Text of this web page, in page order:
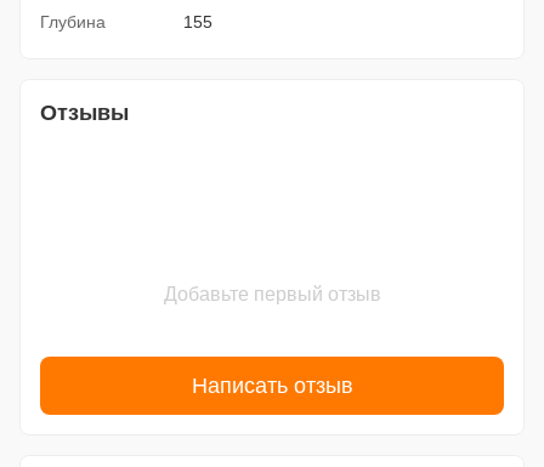
Глубина 155
Отзывы
Добавьте первый отзыв
Написать отзыв